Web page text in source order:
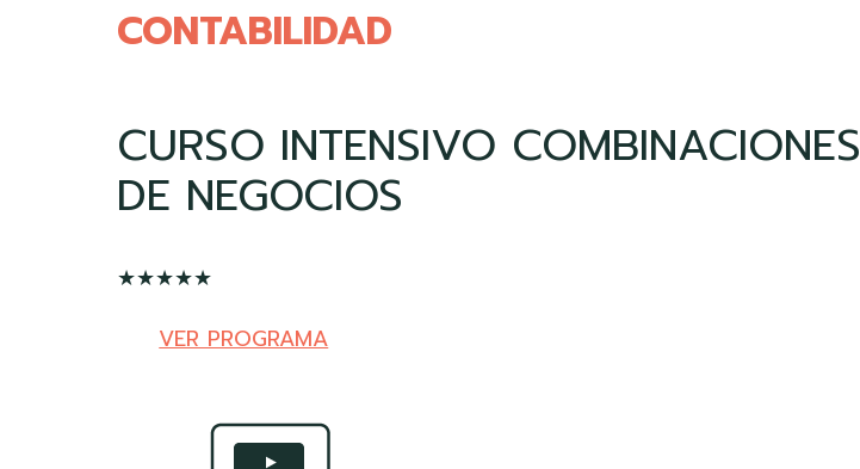
CONTABILIDAD
CURSO INTENSIVO COMBINACIONES
DE NEGOCIOS
★★★★★
VER PROGRAMA